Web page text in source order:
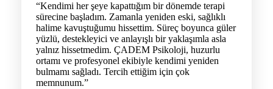
“Kendimi her şeye kapattığım bir dönemde terapi
sürecine başladım. Zamanla yeniden eski, sağlıklı
halime kavuştuğumu hissettim. Süreç boyunca güler
yüzlü, destekleyici ve anlayışlı bir yaklaşımla asla
yalnız hissetmedim. ÇADEM Psikoloji, huzurlu
ortamı ve profesyonel ekibiyle kendimi yeniden
bulmamı sağladı. Tercih ettiğim için çok
memnunum.”